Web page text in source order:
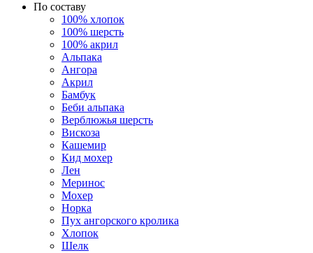
По составу
100% хлопок
100% шерсть
100% акрил
Альпака
Ангора
Акрил
Бамбук
Беби альпака
Верблюжья шерсть
Вискоза
Кашемир
Кид мохер
Лен
Меринос
Мохер
Норка
Пух ангорского кролика
Хлопок
Шелк